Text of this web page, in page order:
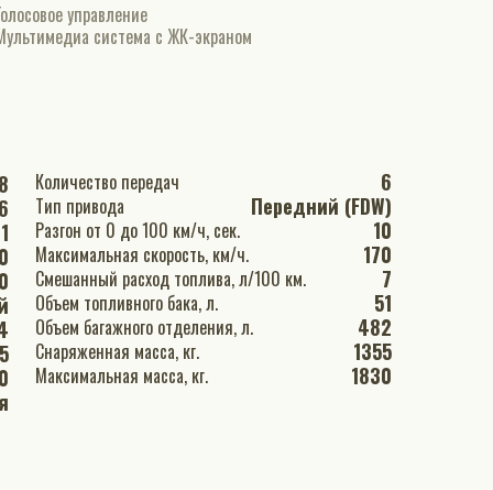
управление
система с ЖК-экраном
Количество передач 6
Тип привода Передний (FDW)
Разгон от 0 до 100 км/ч, сек. 10
Максимальная скорость, км/ч. 170
Смешанный расход топлива, л/100 км. 7
Объем топливного бака, л. 51
Объем багажного отделения, л. 482
Снаряженная масса, кг. 1355
Максимальная масса, кг. 1830